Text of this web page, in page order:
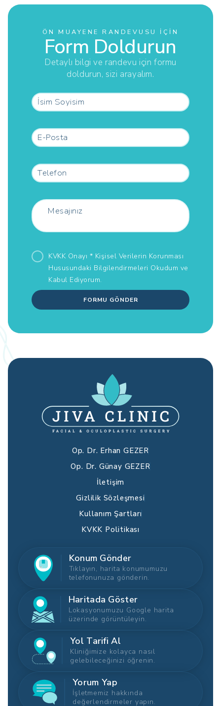
ÖN MUAYENE RANDEVUSU İÇIN
Form Doldurun
Detaylı bilgi ve randevu için formu
doldurun, sizi arayalım.
KVKK Onayı * Kişisel Verilerin Korunması
Hususundaki Bilgilendirmeleri Okudum ve
Kabul Ediyorum.
FORMU GÖNDER
Op. Dr. Erhan GEZER
Op. Dr. Günay GEZER
İletişim
Gizlilik Sözleşmesi
Kullanım Şartları
KVKK Politikası
Konum Gönder
Tıklayın, harita konumumuzu
telefonunuza gönderin.
Haritada Göster
Lokasyonumuzu Google harita
üzerinde görüntüleyin.
Yol Tarifi Al
Kliniğimize kolayca nasıl
gelebileceğinizi öğrenin.
Yorum Yap
İşletmemiz hakkında
değerlendirmeler yapın.